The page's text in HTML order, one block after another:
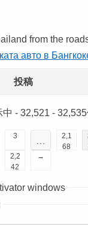
from the
авто в
投稿
- 32,521 -
3 …
2,1
68
2,2
42
→
windows